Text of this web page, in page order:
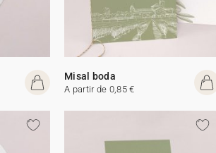
Misal boda
A partir de 0,85 €